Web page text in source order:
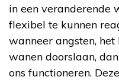
in een veranderende
flexibel te kunnen
wanneer angsten,
wanen doorslaan,
ons functioneren.